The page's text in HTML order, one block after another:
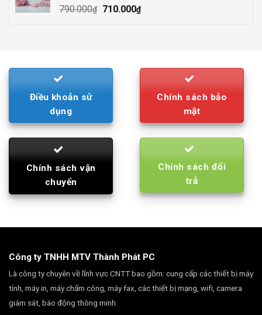
790.000₫
Original
710.000₫Current
Điều khoản sử
dụng
Chính sách bảo
mật
Chính sách vận
chuyển
Chính sách đổi
trả
Công ty TNHH MTV Thành Phát PC
Là công ty chuyên về lĩnh vực CNTT bao gồm: cung cấp các thiết bị máy
tính, máy in, máy chấm công, máy fax, các thiết bị mạng, wifi, camera
giám sát, báo động thông minh.